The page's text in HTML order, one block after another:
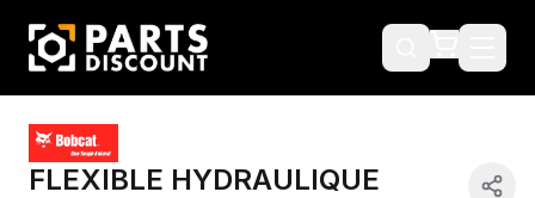
FLEXIBLE HYDRAULIQUE